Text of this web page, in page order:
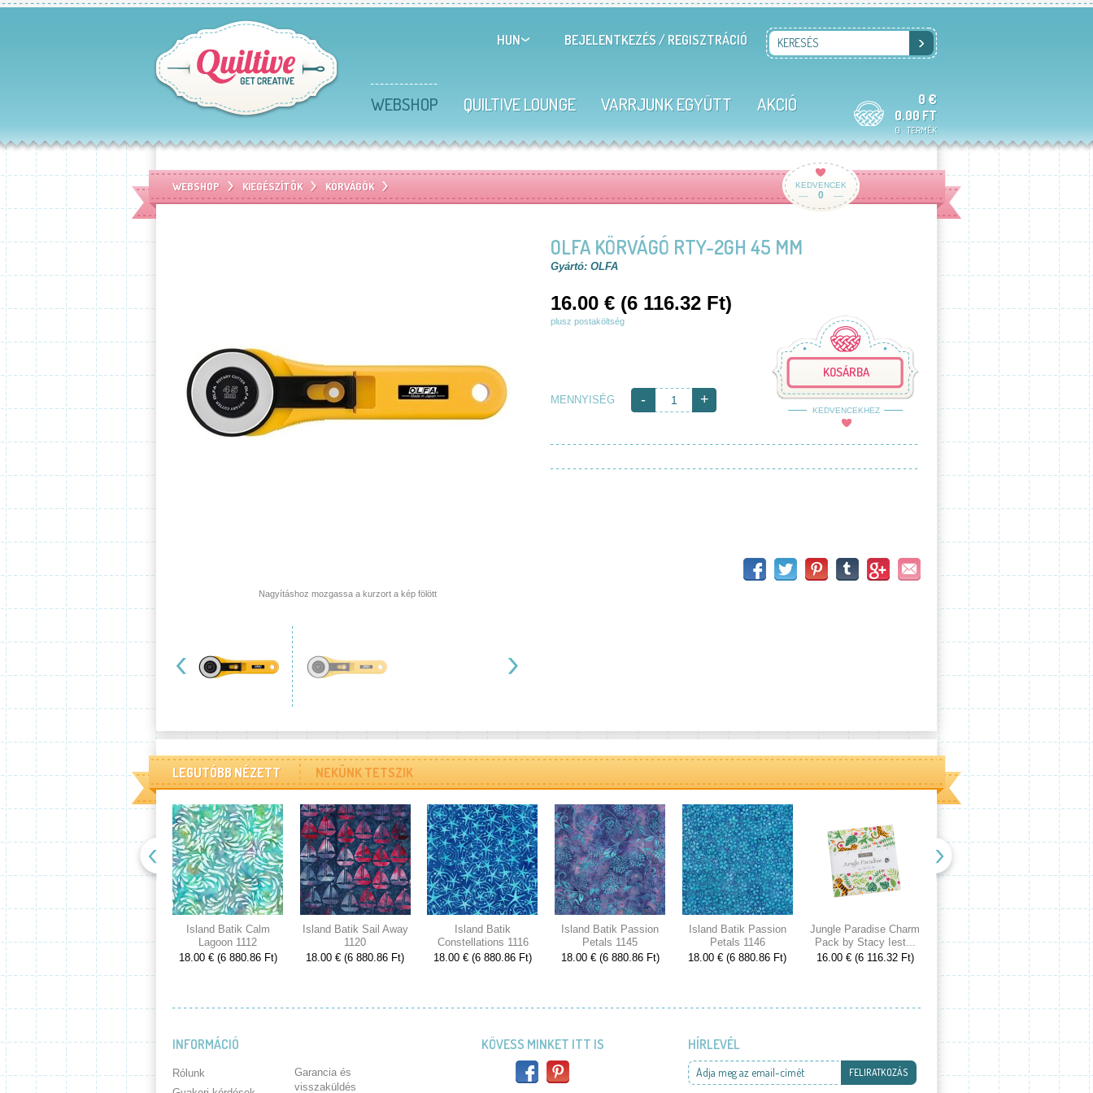
0 €
0.00 FT
0 TERMÉK
HUN BEJELENTKEZÉS / REGISZTRÁCIÓ
WEBSHOP QUILTIVE LOUNGE VARRJUNK EGYÜTT AKCIÓ
KERESÉS
WEBSHOP KIEGÉSZÍTÕK KÖRVÁGÓK KEDVENCEK
0
Nagyításhoz mozgassa a kurzort a kép fölött
OLFA KÖRVÁGÓ RTY-2GH 45 MM
Gyártó: OLFA
16.00 € (6 116.32 Ft)
plusz postaköltség
MENNYISÉG +
-
KOSÁRBA
KEDVENCEKHEZ
LEGUTÓBB NÉZETT NEKÜNK TETSZIK
Island Batik Calm
Lagoon 1112
18.00 € (6 880.86 Ft)
Island Batik Sail Away
1120
18.00 € (6 880.86 Ft)
Island Batik
Constellations 1116
18.00 € (6 880.86 Ft)
Island Batik Passion
Petals 1145
18.00 € (6 880.86 Ft)
Island Batik Passion
Petals 1146
18.00 € (6 880.86 Ft)
Jungle Paradise Charm
Pack by Stacy Iest...
16.00 € (6 116.32 Ft)
Cranberries and Cream
Charm Pack by 3...
16.00 € (6 116.32 Ft)
INFORMÁCIÓ
Rólunk
Garancia és
visszaküldés
KÖVESS MINKET ITT IS HÍRLEVÉL
Adja meg az email-címét FELIRATKOZÁS